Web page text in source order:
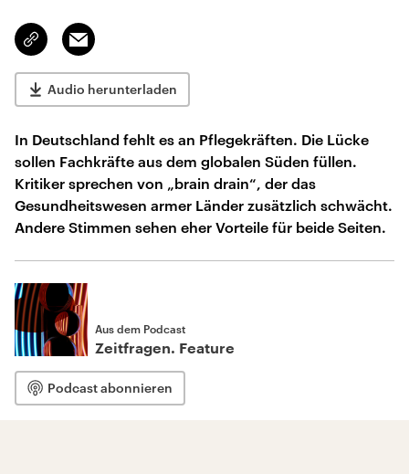
Link
kopieren/teilen
Email
Audio herunterladen
In Deutschland fehlt es an Pflegekräften. Die Lücke
sollen Fachkräfte aus dem globalen Süden füllen.
Kritiker sprechen von „brain drain“, der das
Gesundheitswesen armer Länder zusätzlich schwächt.
Andere Stimmen sehen eher Vorteile für beide Seiten.
Aus dem Podcast
Zeitfragen. Feature
Podcast abonnieren